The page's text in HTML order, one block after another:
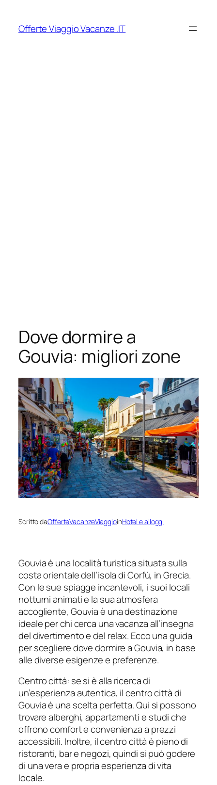
contenuto
Offerte Viaggio Vacanze .IT
Dove dormire a
Gouvia: migliori zone
Scritto daOfferteVacanzeViaggioinHotel e alloggi
Gouvia è una località turistica situata sulla
costa orientale dell’isola di Corfù, in Grecia.
Con le sue spiagge incantevoli, i suoi locali
notturni animati e la sua atmosfera
accogliente, Gouvia è una destinazione
ideale per chi cerca una vacanza all’insegna
del divertimento e del relax. Ecco una guida
per scegliere dove dormire a Gouvia, in base
alle diverse esigenze e preferenze.
Centro città: se si è alla ricerca di
un’esperienza autentica, il centro città di
Gouvia è una scelta perfetta. Qui si possono
trovare alberghi, appartamenti e studi che
offrono comfort e convenienza a prezzi
accessibili. Inoltre, il centro città è pieno di
ristoranti, bar e negozi, quindi si può godere
di una vera e propria esperienza di vita
locale.